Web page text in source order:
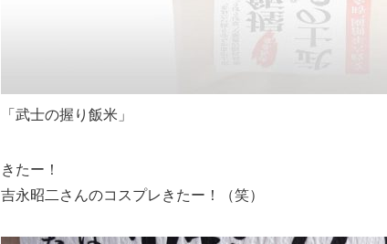
「武士の握り飯米」
きたー！
吉永昭二さんのコスプレきたー！（笑）